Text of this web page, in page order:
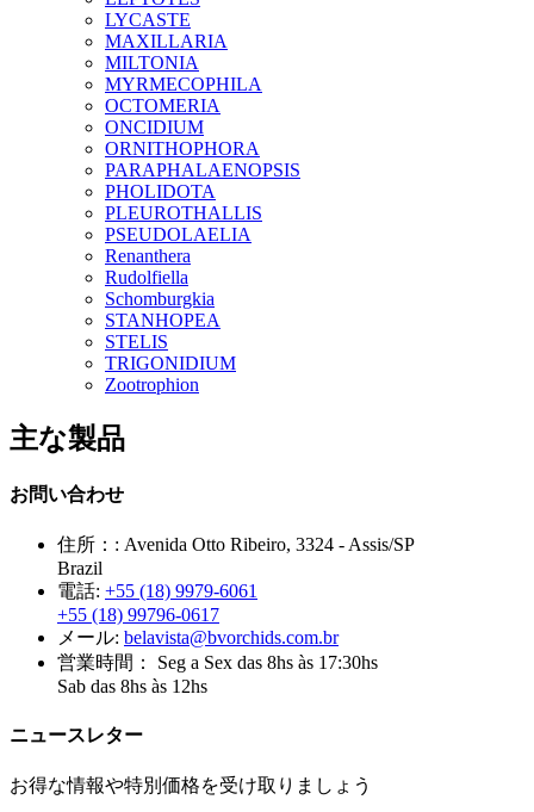
LYCASTE
MAXILLARIA
MILTONIA
MYRMECOPHILA
OCTOMERIA
ONCIDIUM
ORNITHOPHORA
PARAPHALAENOPSIS
PHOLIDOTA
PLEUROTHALLIS
PSEUDOLAELIA
Renanthera
Rudolfiella
Schomburgkia
STANHOPEA
STELIS
TRIGONIDIUM
Zootrophion
主な製品
お問い合わせ
住所：: Avenida Otto Ribeiro, 3324 - Assis/SP
Brazil
電話: +55 (18) 9979-6061
+55 (18) 99796-0617
メール: belavista@bvorchids.com.br
営業時間：
Seg a Sex das 8hs às 17:30hs
Sab das 8hs às 12hs
ニュースレター
お得な情報や特別価格を受け取りましょう